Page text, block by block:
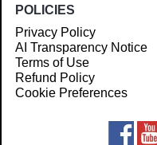
POLICIES
Privacy Policy
AI Transparency Notice
Terms of Use
Refund Policy
Cookie Preferences